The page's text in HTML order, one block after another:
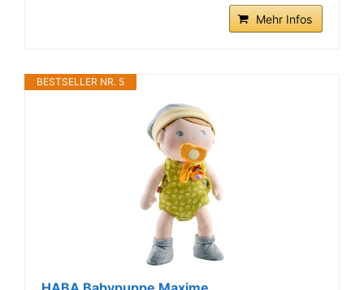
Mehr Infos
BESTSELLER NR. 5